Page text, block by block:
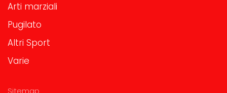
Arti marziali
Pugilato
Altri Sport
Varie